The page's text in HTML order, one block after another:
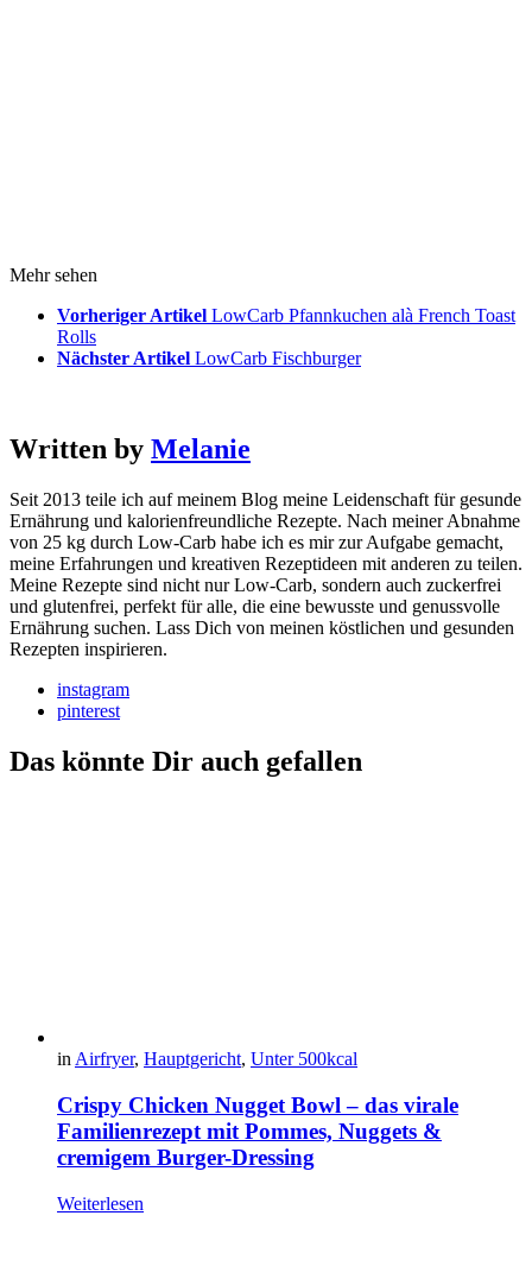
Mehr sehen
Vorheriger Artikel LowCarb Pfannkuchen alà French Toast
Rolls
Nächster Artikel LowCarb Fischburger
Written by Melanie
Seit 2013 teile ich auf meinem Blog meine Leidenschaft für gesunde
Ernährung und kalorienfreundliche Rezepte. Nach meiner Abnahme
von 25 kg durch Low-Carb habe ich es mir zur Aufgabe gemacht,
meine Erfahrungen und kreativen Rezeptideen mit anderen zu teilen.
Meine Rezepte sind nicht nur Low-Carb, sondern auch zuckerfrei
und glutenfrei, perfekt für alle, die eine bewusste und genussvolle
Ernährung suchen. Lass Dich von meinen köstlichen und gesunden
Rezepten inspirieren.
instagram
pinterest
Das könnte Dir auch gefallen
inAirfryer, Hauptgericht, Unter 500kcal
Crispy Chicken Nugget Bowl – das virale
Familienrezept mit Pommes, Nuggets &
cremigem Burger-Dressing
Weiterlesen